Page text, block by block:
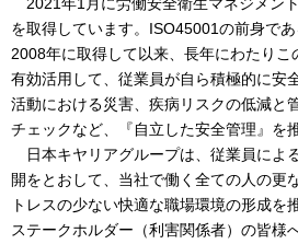
を取得しています。ISO45001の前身で
2008年に取得して以来、長年にわたりこ
有効活用して、従業員が自ら積極的に安
活動における災害、疾病リスクの低減と
チェックなど、『自立した安全管理』を
日本キヤリアグループは、従業員によ
開をとおして、当社で働く全ての人の更
トレスの少ない快適な職場環境の形成を
ステークホルダー（利害関係者）の皆様